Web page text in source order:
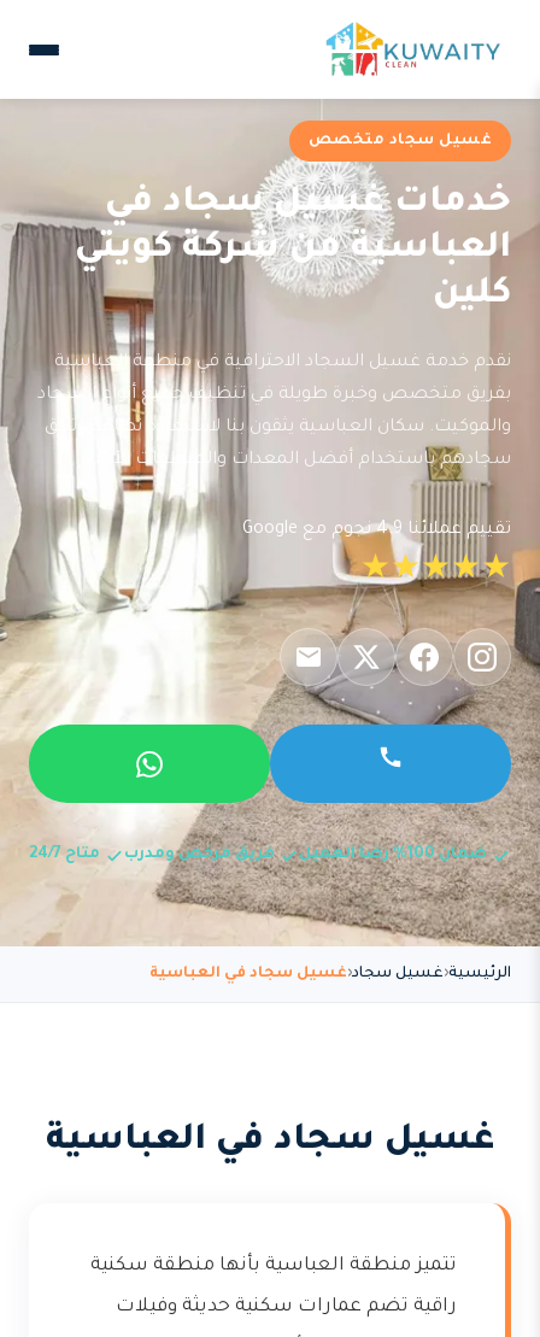
غسيل سجاد متخصص
خدمات غسيل سجاد في
العباسية من شركة كويتي
كلين
نقدم خدمة غسيل السجاد الاحترافية في منطقة العباسية
بفريق متخصص وخبرة طويلة في تنظيف جميع أنواع السجاد
والموكيت. سكان العباسية يثقون بنا لاستعادة نظافة وتألق
سجادهم باستخدام أفضل المعدات والمنظفات الآمنة.
تقييم عملائنا 4.9 نجوم مع Google
★★★★★
ضمان 100% رضا العميل فريق مرخص ومدرب متاح 24/7
الرئيسية غسيل سجاد غسيل سجاد في العباسية
غسيل سجاد في العباسية
تتميز منطقة العباسية بأنها منطقة سكنية
راقية تضم عمارات سكنية حديثة وفيلات